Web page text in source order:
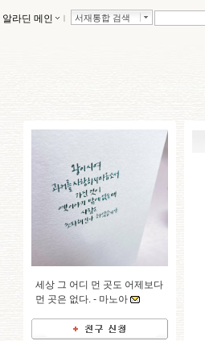
알라딘 메인 ｌ 서재통합 검색
세상 그 어디 먼 곳도 어제보다
먼 곳은 없다. - 마노아